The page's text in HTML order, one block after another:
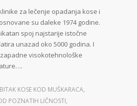
klinike za lečenje opadanja kose i
su daleke 1974 godine.
spoj najstarije istočne
unazad oko 5000 godina. I
visokotehnološke
KOSE KOD MUŠKARACA,
POZNATIH LIČNOSTI,